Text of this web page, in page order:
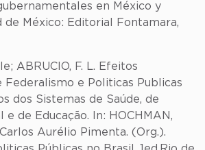
en México y
de México: Editorial Fontamara,
ABRUCIO, F. L. Efeitos
Federalismo e Politicas Publicas
dos Sistemas de Saúde, de
e de Educação. In: HOCHMAN,
Aurélio Pimenta. (Org.).